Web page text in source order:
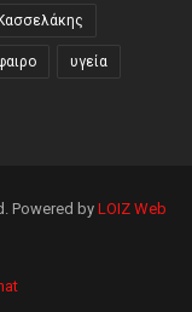
υγεία
Powered by LOIZ Web